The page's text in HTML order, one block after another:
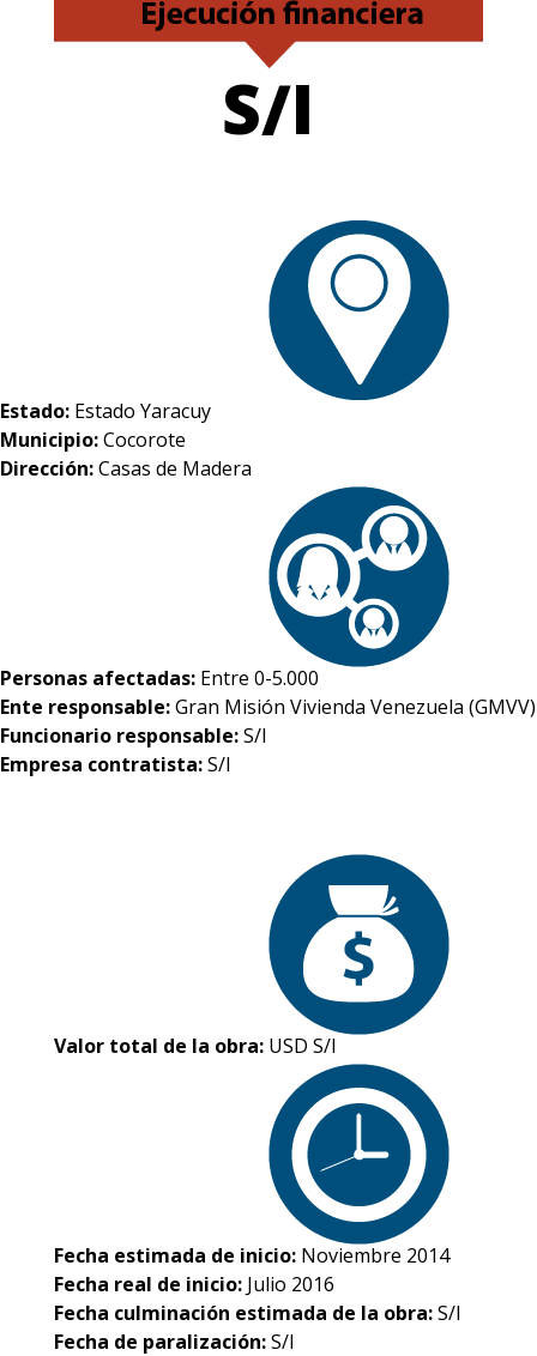
S/I
Estado: Estado Yaracuy
Municipio:Cocorote
Dirección:Casas de Madera
Personas afectadas: Entre 0-5.000
Ente responsable:Gran Misión Vivienda Venezuela (GMVV)
Funcionario responsable:S/I
Empresa contratista:S/I
Valor total de la obra: USD S/I
Fecha estimada de inicio: Noviembre 2014
Fecha real de inicio: Julio 2016
Fecha culminación estimada de la obra:S/I
Fecha de paralización:S/I